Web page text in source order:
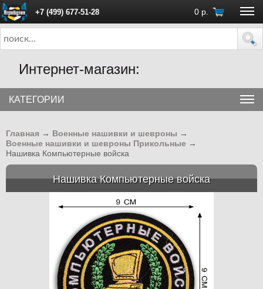
+7 (499) 677-51-28 0 р.
ПН - ПТ с 10:00 до 18:00 (Москва)
Интернет-магазин:
КАТЕГОРИИ
Главная → Военные нашивки и шевроны →
Военные нашивки и шевроны Прикольные →
Нашивка Компьютерные войска
Нашивка Компьютерные войска